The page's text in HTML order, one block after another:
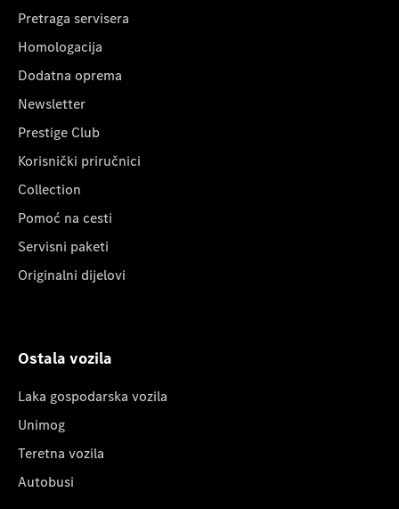
Pretraga servisera
Homologacija
Dodatna oprema
Newsletter
Prestige Club
Korisnički priručnici
Collection
Pomoć na cesti
Servisni paketi
Originalni dijelovi
Ostala vozila
Laka gospodarska vozila
Unimog
Teretna vozila
Autobusi